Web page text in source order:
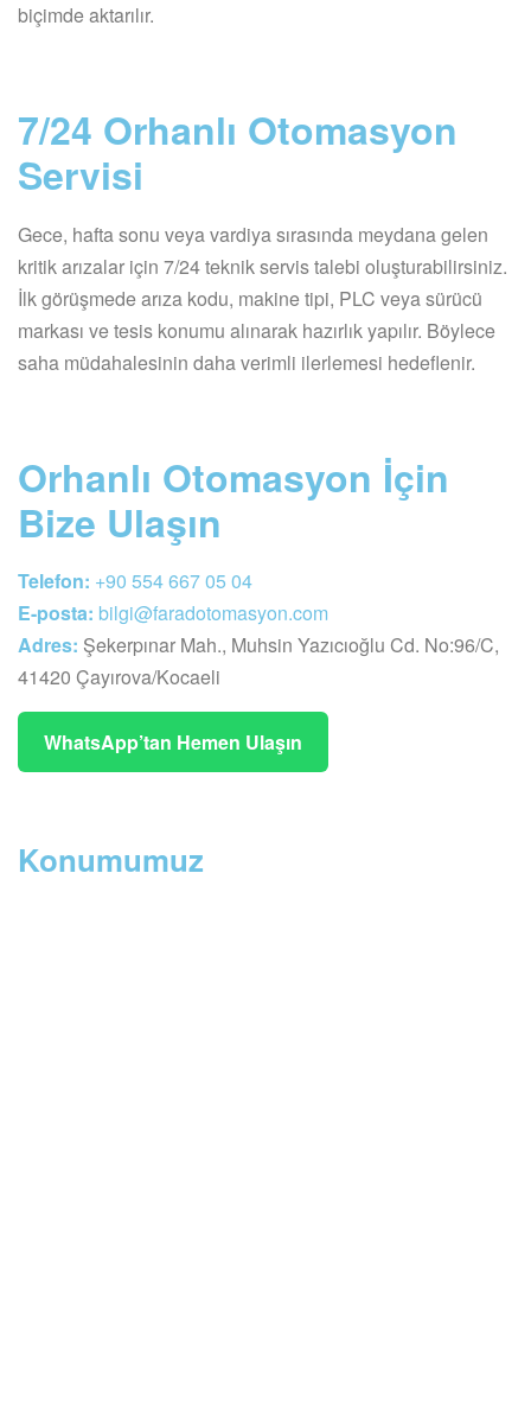
biçimde aktarılır.
7/24 Orhanlı Otomasyon
Servisi
Gece, hafta sonu veya vardiya sırasında meydana gelen
kritik arızalar için 7/24 teknik servis talebi oluşturabilirsiniz.
İlk görüşmede arıza kodu, makine tipi, PLC veya sürücü
markası ve tesis konumu alınarak hazırlık yapılır. Böylece
saha müdahalesinin daha verimli ilerlemesi hedeflenir.
Orhanlı Otomasyon İçin
Bize Ulaşın
Telefon: +90 554 667 05 04
E-posta: bilgi@faradotomasyon.com
Adres: Şekerpınar Mah., Muhsin Yazıcıoğlu Cd. No:96/C,
41420 Çayırova/Kocaeli
WhatsApp’tan Hemen Ulaşın
Konumumuz